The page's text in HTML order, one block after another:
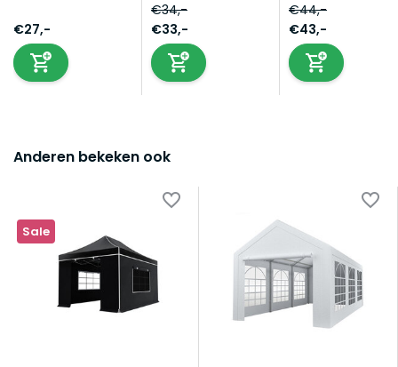
€27,-
€34,-
€33,-
€44,-
€43,-
Anderen bekeken ook
Sale